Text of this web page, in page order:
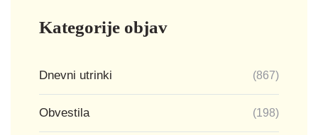
Kategorije objav
Dnevni utrinki (867)
Obvestila (198)